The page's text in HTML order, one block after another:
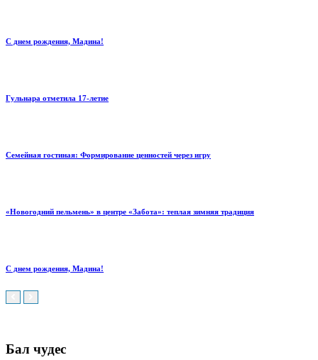
С днем рождения, Мадина!
Гульнара отметила 17‑летие
Семейная гостиная: Формирование ценностей через игру
«Новогодний пельмень» в центре «Забота»: теплая зимняя традиция
С днем рождения, Мадина!
Бал чудес